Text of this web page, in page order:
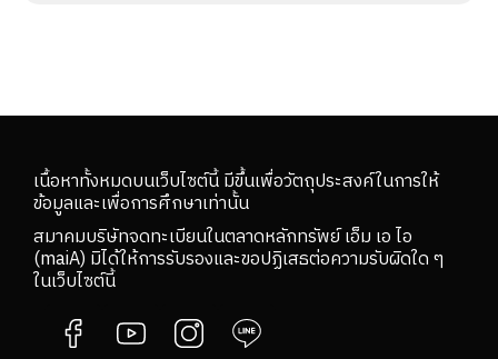
เนื้อหาทั้งหมดบนเว็บไซต์นี้ มีขึ้นเพื่อวัตถุประสงค์ในการให้
ข้อมูลและเพื่อการศึกษาเท่านั้น
สมาคมบริษัทจดทะเบียนในตลาดหลักทรัพย์ เอ็ม เอ ไอ
(maiA) มิได้ให้การรับรองและขอปฏิเสธต่อความรับผิดใด ๆ
ในเว็บไซต์นี้